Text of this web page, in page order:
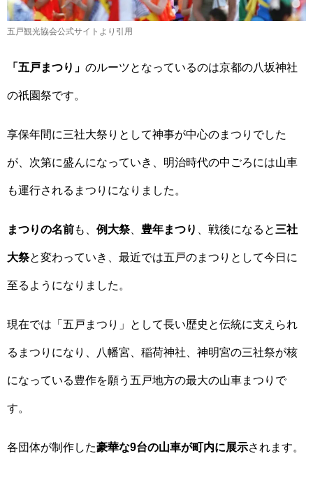
五戸観光協会公式サイトより引用
「五戸まつり」 のルーツとなっているのは京都の八坂神社
の祇園祭です。
享保年間に三社大祭りとして神事が中心のまつりでした
が、次第に盛んになっていき、明治時代の中ごろには山車
も運行されるまつりになりました。
まつりの名前も、 例大祭、 豊年まつり 、戦後になると 三社
大祭と変わっていき、最近では五戸のまつりとして今日に
至るようになりました。
現在では「五戸まつり」として長い歴史と伝統に支えられ
るまつりになり、八幡宮、稲荷神社、神明宮の三社祭が核
になっている豊作を願う五戸地方の最大の山車まつりで
す。
各団体が制作した豪華な9台の山車が町内に展示されます。